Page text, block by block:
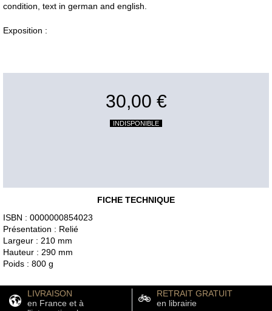
condition, text in german and english.
Exposition :
30,00 €
INDISPONIBLE
FICHE TECHNIQUE
ISBN : 0000000854023
Présentation : Relié
Largeur : 210 mm
Hauteur : 290 mm
Poids : 800 g
LIVRAISON
en France et à
RETRAIT GRATUIT
en librairie